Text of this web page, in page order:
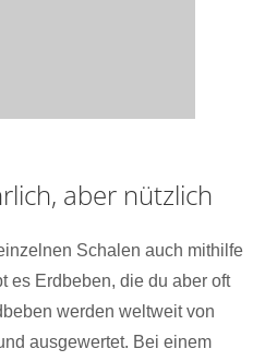
aber nützlich
Schalen auch mithilfe
es Erdbeben, die du aber oft
werden weltweit von
ausgewertet. Bei einem